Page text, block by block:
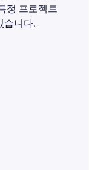
정 프로젝트
습니다.